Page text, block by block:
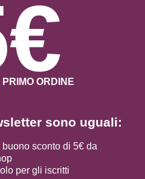
sono uguali:
sconto di 5€ da
per gli iscritti
PRIMO ORDINE